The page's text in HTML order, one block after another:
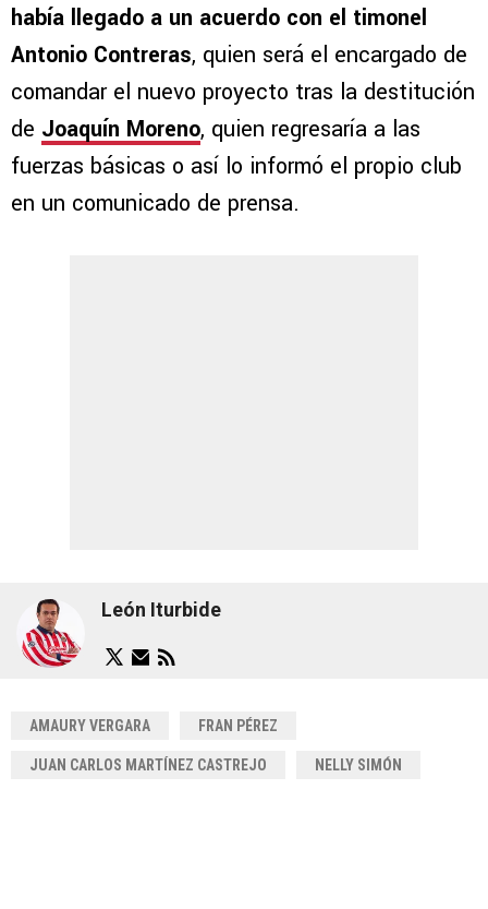
había llegado a un acuerdo con el timonel
Antonio Contreras, quien será el encargado de
comandar el nuevo proyecto tras la destitución
de Joaquín Moreno, quien regresaría a las
fuerzas básicas o así lo informó el propio club
en un comunicado de prensa.
León Iturbide
AMAURY VERGARA FRAN PÉREZ
JUAN CARLOS MARTÍNEZ CASTREJO NELLY SIMÓN